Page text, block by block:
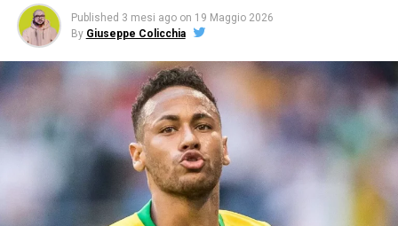
Published 3 mesi ago on 19 Maggio 2026
By Giuseppe Colicchia